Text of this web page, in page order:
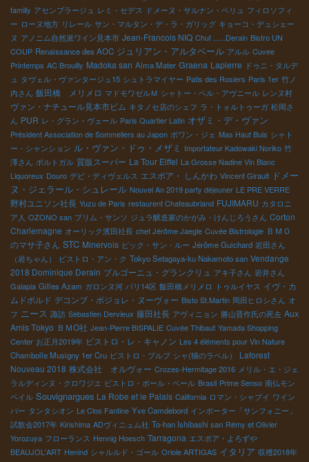
familly アセンブラージュ レミ・セデス ドメーヌ・サルナン・ベリュ フィロソフィ
ー ローヌ地方 リレール サン・マルタン・デ・ラ・ガリッグ キョーコ・デュシェー
ヌ アノニム自然派ワイン見本市 Jean-Francois NIQ Chut ......Derain Bistro UN
COUP Renaissance des AOC ジュリアン・アルタベール アルル Cuvee
Printemps AC Brouilly Madoka san Alma Mater Graena Lapierre ドゥニ・タルデ
ュ タヴェル・ヴァンタージュ15 シュトラマイヤー Patis des Rosiers Paris 1er 竹ノ
内さん 飯田橋 メリメロ マドモワゼルＭ シャトー・ベル・アヴニール レンヌ村
ヴァン・ナチュール見本市ビム キタノセ店のシェフ ラ・トォルトゥーガ 松岡さ
ん PUR レ・グラン・ヴェール Paris Quartier Latin オザミ・デ・ヴァン
Président Association de Sommeliers au Japon ポワン・ジェ Mas Haut Buis シャト
ー・シャンション ル・ヴァン・ドゥ・メザミ Importateur Kadowaki Noriko 竹
澤さん ポルトガル 質販スーパー La Tour Eiffel La Grosse Nadine Vin Blanc
Liquoreux Douro デビ・ディヴェルス エスポア・ しんかわ Vincent Girault ドメー
ヌ・ジェラール・シュレール Nouvel An 2019 party déjeuner LE PRE VERRE
野村ユニソン社長 Yuzu de Paris restaurent Chateaubriand FUJIMARU カタロニ
ア人 OZONO san プリム・サンソ ジュラ醸造家のかがみ・けんじろうさん Corton
Charlemagne オーリック濱田社長 chef Jérôme Jaegle Cuvée Bistrologie ＢＭＯ
のマサ子さん STC Minervois ピック・サン・ルー Jérôme Guichard 岩田さん
（岩ちゃん）
ビストロ・アン・ク Tokyo Setagaya-ku Nakamoto san Vendange
2018 Dominique Derain ブルゴーニュ・グランクリュ アキ子さん 岩井さん
Galapia Gilles Azam ガロンヌ河 パリ14区 飯田橋メリメロ トゥルイヤス イヴ・カ
ムドボルド デコンブ・ボジョレ・ヌーヴォー Bisto St.Martin 岡田ヒロシさん オ
フ ニース 諏訪 Sebastien Dervieux 藤田社長 アヴィニョン 勝山晋作氏の死去 Aux
Amis Tokyo ＢＭО社 Jean-Pierre BISPALIE Cuvée Thibaut Yamada Shopping
Center お正月2019年 ビストロ・レ・キャノン Les 4 éléments pour Vin Nature
Chambolle Musigny 1er Cru ビストロ・プルプ シャ(猫のラベル）
Laforest
Nouveau 2018 株式会社 オルヴォー Crozes-Hermitage 2016 メリル・エ・ジェ
ラルディンヌ・クロワジエ ビストロ・ポール・ベール Brasil Prime Senso 南仏モン
ペイル Souvignargues La Robe et le Palais California ロマン・シャプイ ワイン
バー タンタシオン Le Clos Fantine Yve Camdebord インポーター「サンフォニー」
試飲会2017年 Kirishima ADヴィニュム社 To-han Ishibashi san Rémy et Olivier
Yorozuya フローランス Hennig Hoesch Tarragona エスポア・よろずや
BEAUJOL'ART Henind シャルルド・ゴール Oriole ARTIGAS イタリア 収穫2018年